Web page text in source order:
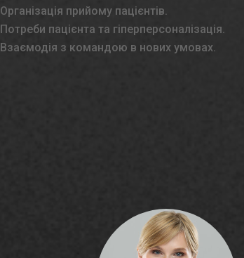
Організація прийому пацієнтів.
Потреби пацієнта та гіперперсоналізація.
Взаємодія з командою в нових умовах.